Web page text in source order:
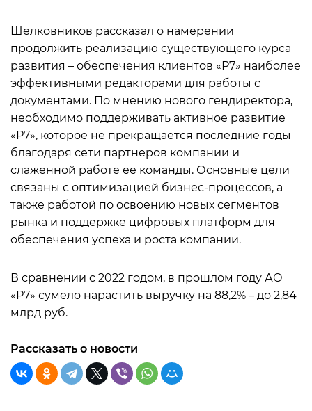
Шелковников рассказал о намерении
продолжить реализацию существующего курса
развития – обеспечения клиентов «Р7» наиболее
эффективными редакторами для работы с
документами. По мнению нового гендиректора,
необходимо поддерживать активное развитие
«Р7», которое не прекращается последние годы
благодаря сети партнеров компании и
слаженной работе ее команды. Основные цели
связаны с оптимизацией бизнес-процессов, а
также работой по освоению новых сегментов
рынка и поддержке цифровых платформ для
обеспечения успеха и роста компании.
В сравнении с 2022 годом, в прошлом году АО
«Р7» сумело нарастить выручку на 88,2% – до 2,84
млрд руб.
Рассказать о новости